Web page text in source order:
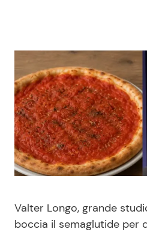
Benessere
Casa
Moda e Style
News benessere
Valter Longo, grande
boccia il semaglutide per